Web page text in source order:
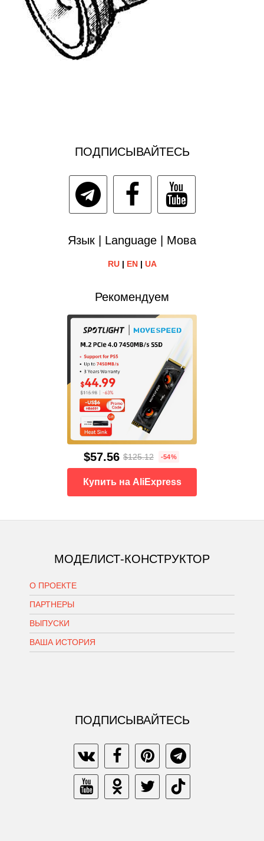
ПОДПИСЫВАЙТЕСЬ
Язык | Language | Мова
RU| EN| UA
Рекомендуем
$57.56 $125.12 -54%
Купить на AliExpress
МОДЕЛИСТ-КОНСТРУКТОР
О ПРОЕКТЕ
ПАРТНЕРЫ
ВЫПУСКИ
ВАША ИСТОРИЯ
ПОДПИСЫВАЙТЕСЬ